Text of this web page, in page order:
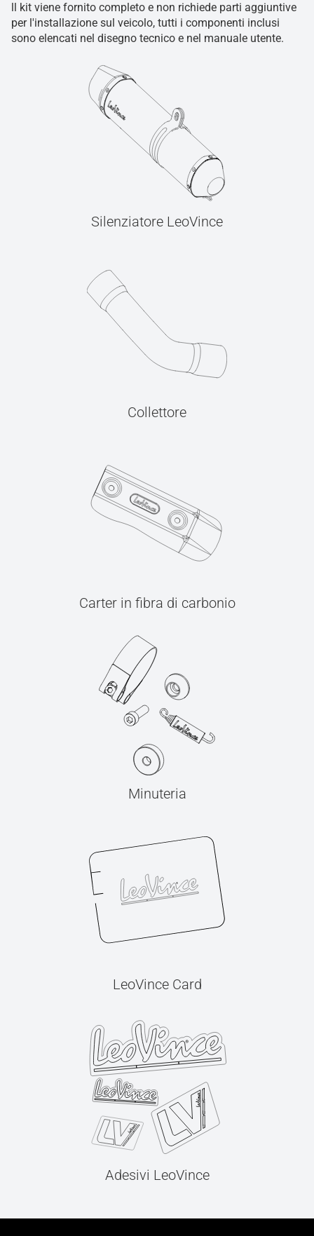
ll kit viene fornito completo e non richiede parti aggiuntive
per l'installazione sul veicolo, tutti i componenti inclusi
sono elencati nel disegno tecnico e nel manuale utente.
Silenziatore LeoVince
Collettore
Carter in fibra di carbonio
Minuteria
LeoVince Card
Adesivi LeoVince